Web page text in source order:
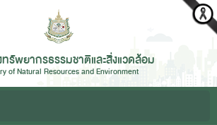
ทรัพยากรธรรมชาติและสิ่งแวดล้อม
of Natural Resources and Environment